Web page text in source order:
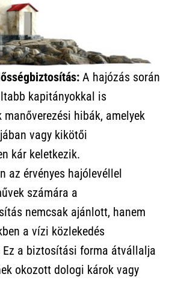
A hajózás során
kapitányokkal is
hibák, amelyek
vagy kikötői
kár keletkezik.
az érvényes hajólevéllel
számára a
nemcsak ajánlott, hanem
a vízi közlekedés
a biztosítási forma átvállalja
okozott dologi károk vagy